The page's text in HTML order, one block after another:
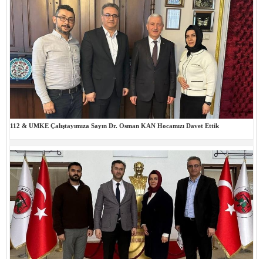
112 & UMKE Çalıştayımıza Sayın Dr. Osman KAN Hocamızı Davet Ettik